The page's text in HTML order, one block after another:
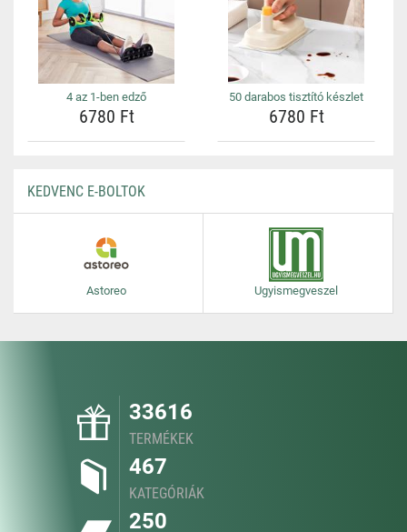
4 az 1-ben edző
6780 Ft
50 darabos tisztító készlet
6780 Ft
KEDVENC E-BOLTOK
Astoreo Ugyismegveszel
33616
TERMÉKEK
467
KATEGÓRIÁK
250